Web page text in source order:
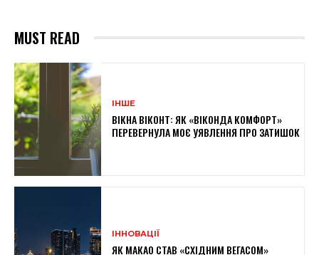
MUST READ
ІНШЕ
ВІКНА ВІКОНТ: ЯК «ВІКОНДА КОМФОРТ»
ПЕРЕВЕРНУЛА МОЄ УЯВЛЕННЯ ПРО ЗАТИШОК
ІННОВАЦІЇ
ЯК МАКАО СТАВ «СХІДНИМ ВЕГАСОМ»